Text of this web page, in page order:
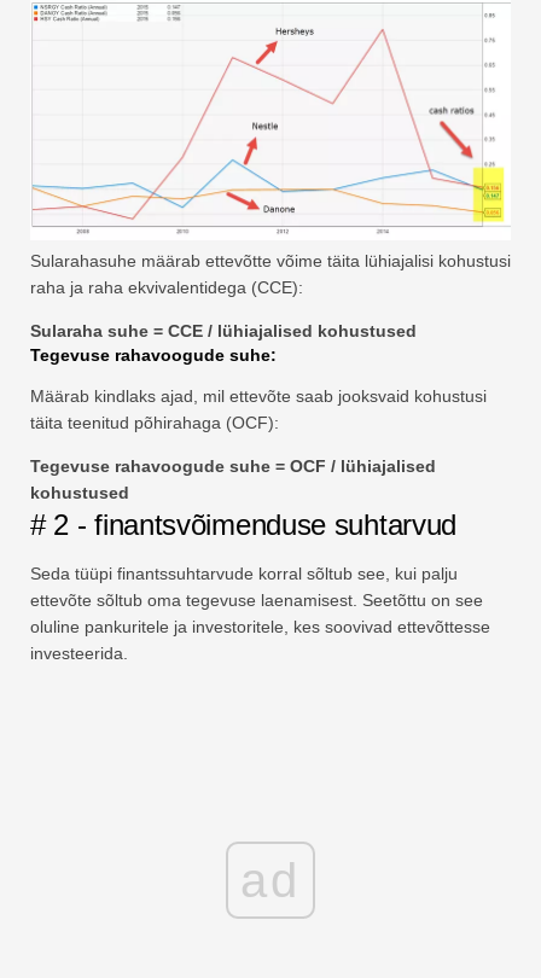
Sularahasuhe määrab ettevõtte võime täita lühiajalisi kohustusi
raha ja raha ekvivalentidega (CCE):
Sularaha suhe = CCE / lühiajalised kohustused
Tegevuse rahavoogude suhe:
Määrab kindlaks ajad, mil ettevõte saab jooksvaid kohustusi
täita teenitud põhirahaga (OCF):
Tegevuse rahavoogude suhe = OCF / lühiajalised
kohustused
# 2 - finantsvõimenduse suhtarvud
Seda tüüpi finantssuhtarvude korral sõltub see, kui palju
ettevõte sõltub oma tegevuse laenamisest. Seetõttu on see
oluline pankuritele ja investoritele, kes soovivad ettevõttesse
investeerida.
ad